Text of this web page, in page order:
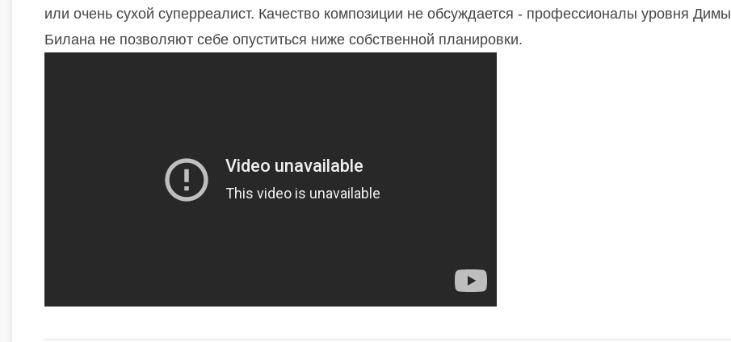
или очень сухой суперреалист. Качество композиции не обсуждается - профессионалы уровня Димы
Билана не позволяют себе опуститься ниже собственной планировки.